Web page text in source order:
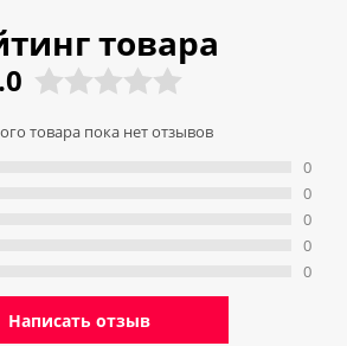
товара
товара пока нет отзывов
0
0
0
0
0
Написать отзыв